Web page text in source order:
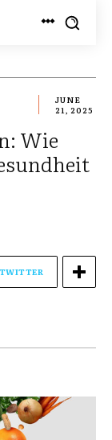
JUNE
21, 2025
Wie
TWITTER